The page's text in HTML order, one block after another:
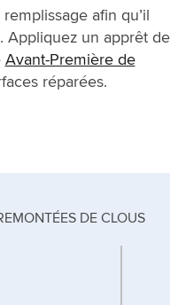
afin qu’il
Appliquez un apprêt de
Avant-Première de
réparées.
DE CLOUS